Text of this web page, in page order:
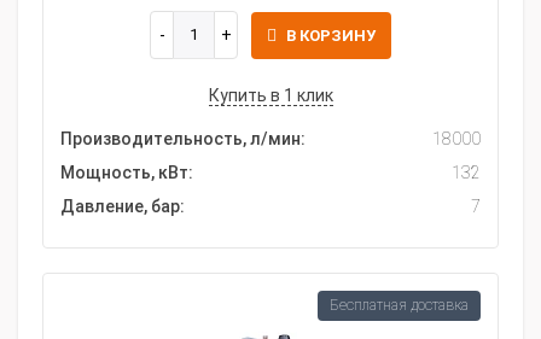
В КОРЗИНУ
Купить в 1 клик
Производительность, л/мин:
18000
Мощность, кВт:
132
Давление, бар:
7
Бесплатная доставка